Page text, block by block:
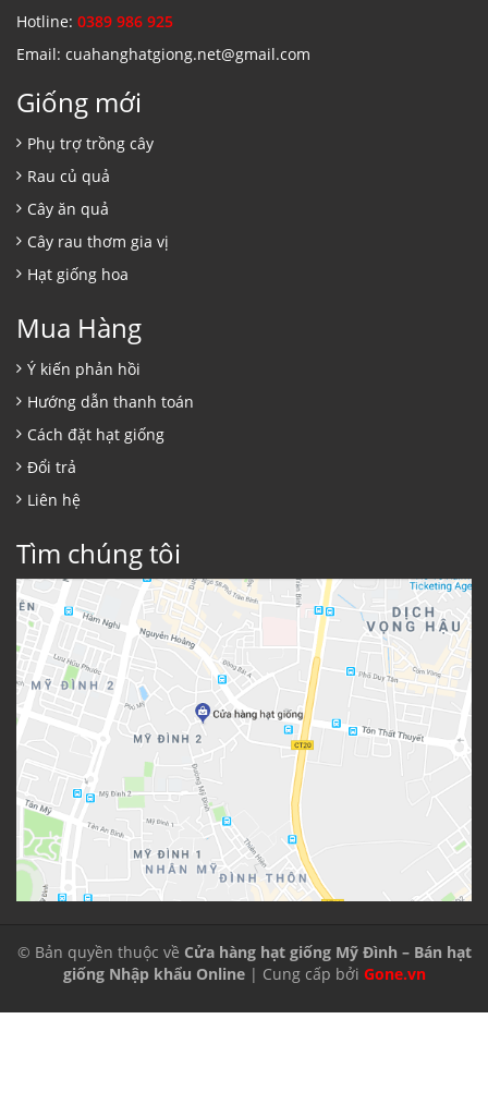
Hotline: 0389 986 925
Email: cuahanghatgiong.net@gmail.com
Giống mới
Phụ trợ trồng cây
Rau củ quả
Cây ăn quả
Cây rau thơm gia vị
Hạt giống hoa
Mua Hàng
Ý kiến phản hồi
Hướng dẫn thanh toán
Cách đặt hạt giống
Đổi trả
Liên hệ
Tìm chúng tôi
© Bản quyền thuộc về Cửa hàng hạt giống Mỹ Đình – Bán hạt
giống Nhập khẩu Online| Cung cấp bởi Gone.vn